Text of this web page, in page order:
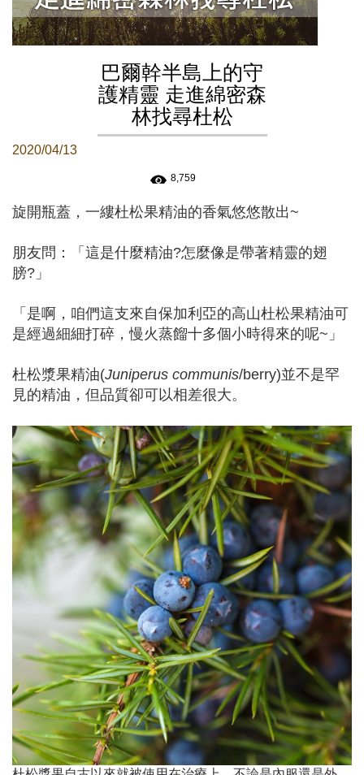
巴爾幹半島上的守
護精靈 走進綿密森
林找尋杜松
2020/04/13
8,759
旋開瓶蓋，一縷杜松果精油的香氣悠悠散出~
朋友問：「這是什麼精油?怎麼像是帶著精靈的翅
膀?」
「是啊，咱們這支來自保加利亞的高山杜松果精油可
是經過細細打碎，慢火蒸餾十多個小時得來的呢~」
杜松漿果精油(Juniperus communis/berry)並不是罕
見的精油，但品質卻可以相差很大。